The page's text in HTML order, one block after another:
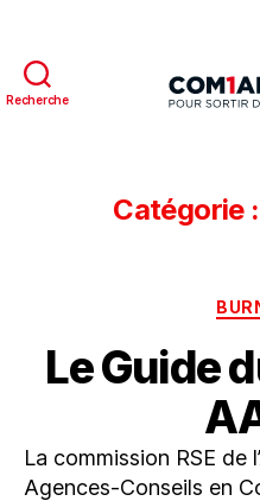
Recherche
Catégorie :
Le Guide
La commission RSE de
Agences-Conseils en